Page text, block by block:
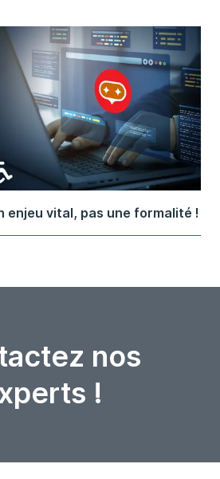
enjeu vital, pas une formalité !
nos
!